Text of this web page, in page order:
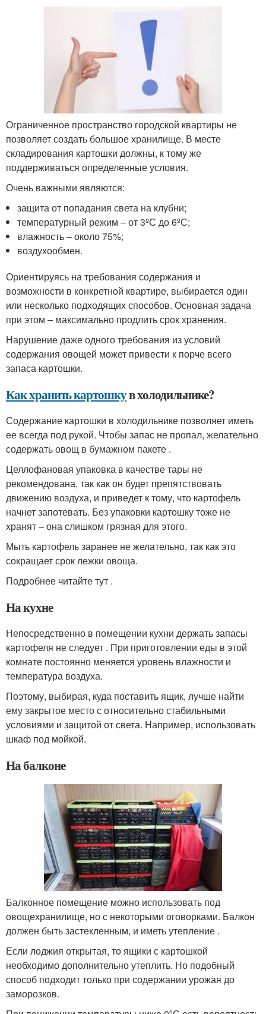
Ограниченное пространство городской квартиры не
позволяет создать большое хранилище. В месте
складирования картошки должны, к тому же
поддерживаться определенные условия.
Очень важными являются:
защита от попадания света на клубни;
температурный режим – от 3ºС до 6ºС;
влажность – около 75%;
воздухообмен.
Ориентируясь на требования содержания и
возможности в конкретной квартире, выбирается один
или несколько подходящих способов. Основная задача
при этом – максимально продлить срок хранения.
Нарушение даже одного требования из условий
содержания овощей может привести к порче всего
запаса картошки.
Как хранить картошкув холодильнике?
Содержание картошки в холодильнике позволяет иметь
ее всегда под рукой. Чтобы запас не пропал, желательно
содержать овощ в бумажном пакете .
Целлофановая упаковка в качестве тары не
рекомендована, так как он будет препятствовать
движению воздуха, и приведет к тому, что картофель
начнет запотевать. Без упаковки картошку тоже не
хранят – она слишком грязная для этого.
Мыть картофель заранее не желательно, так как это
сокращает срок лежки овоща.
Подробнее читайте тут .
На кухне
Непосредственно в помещении кухни держать запасы
картофеля не следует . При приготовлении еды в этой
комнате постоянно меняется уровень влажности и
температура воздуха.
Поэтому, выбирая, куда поставить ящик, лучше найти
ему закрытое место с относительно стабильными
условиями и защитой от света. Например, использовать
шкаф под мойкой.
На балконе
Балконное помещение можно использовать под
овощехранилище, но с некоторыми оговорками. Балкон
должен быть застекленным, и иметь утепление .
Если лоджия открытая, то ящики с картошкой
необходимо дополнительно утеплить. Но подобный
способ подходит только при содержании урожая до
заморозков.